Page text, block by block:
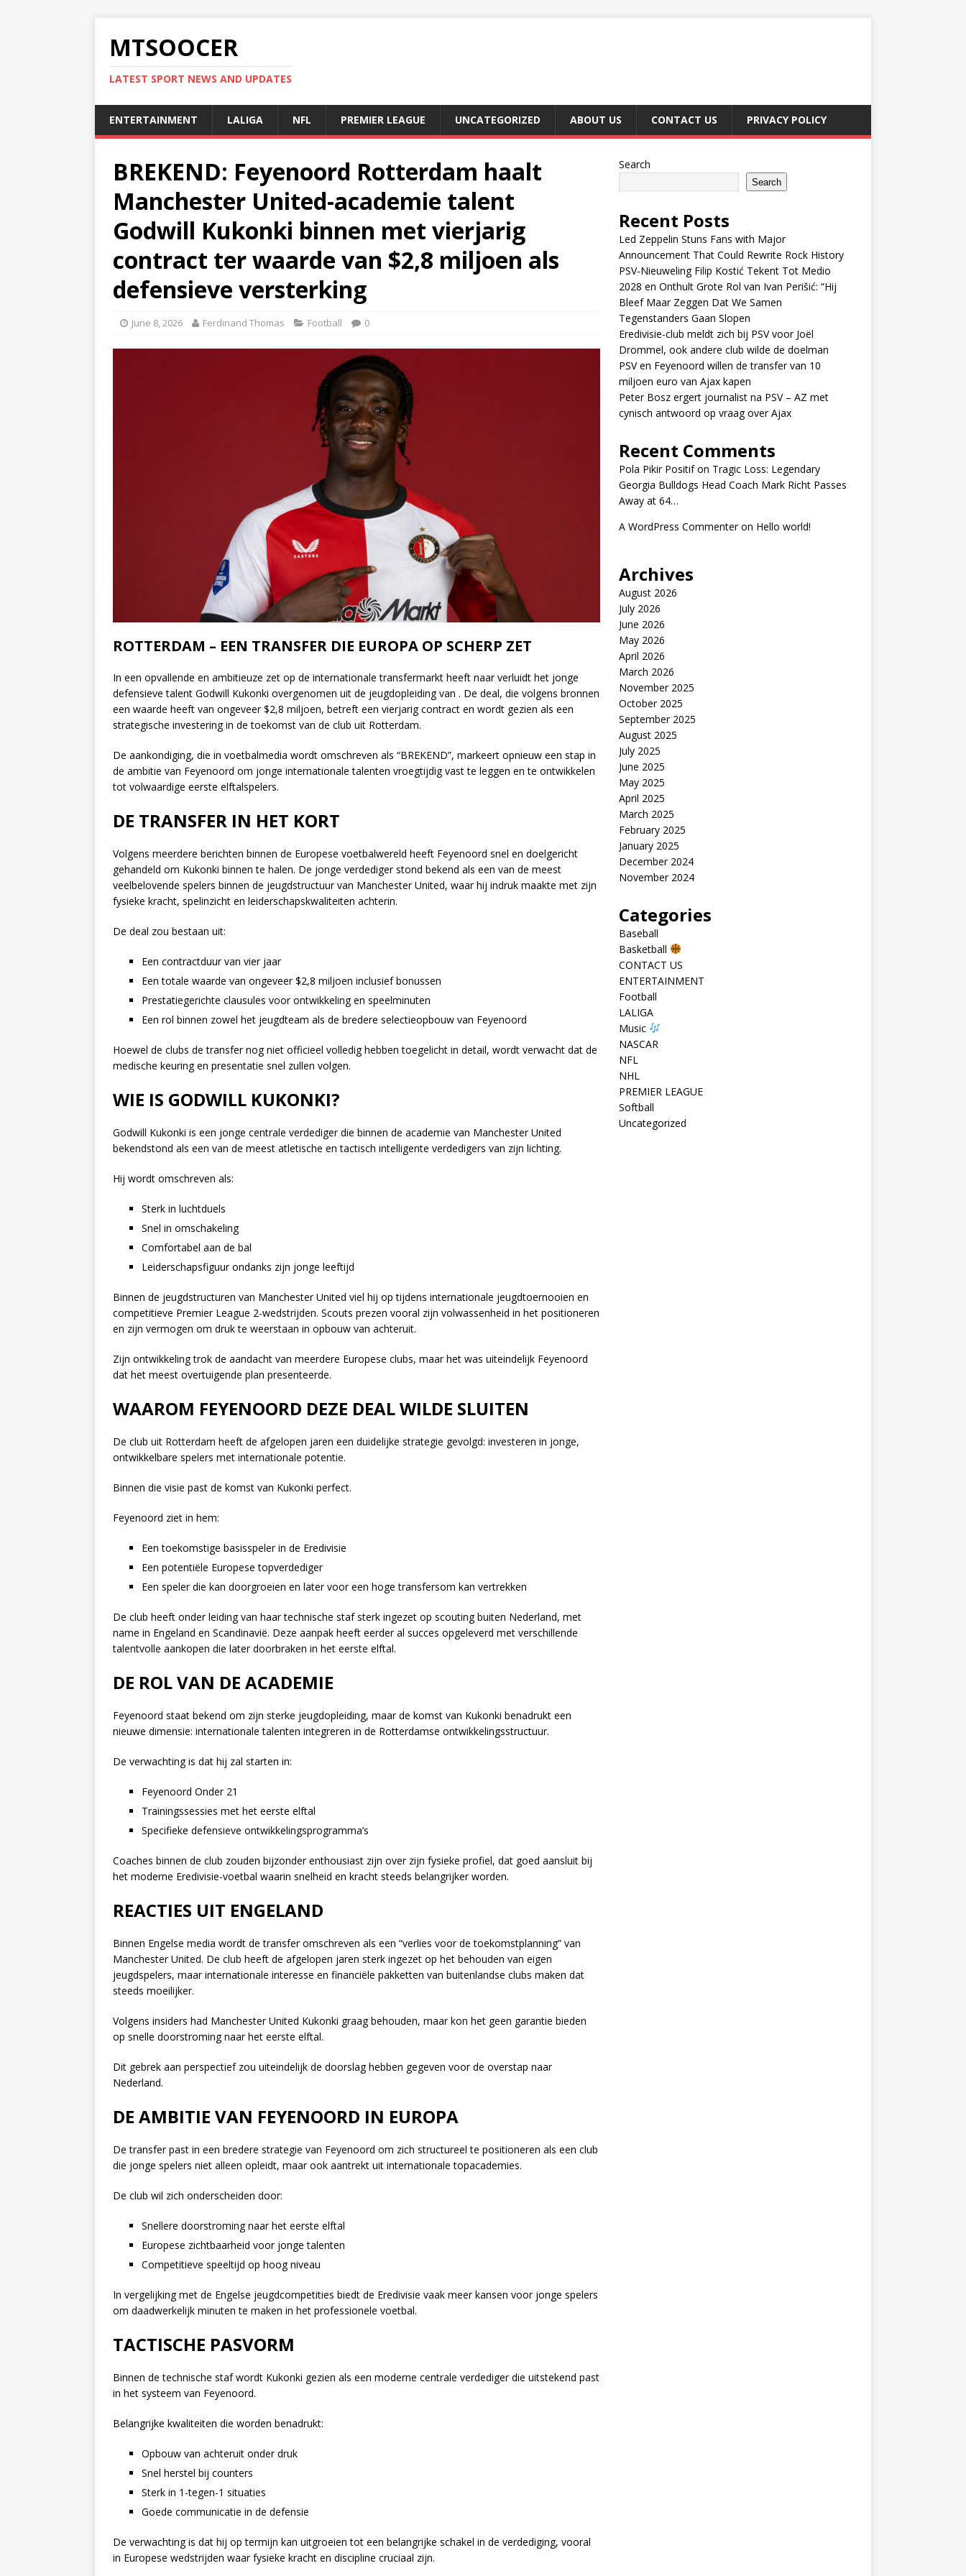
MTSOOCER
LATEST SPORT NEWS AND UPDATES
ENTERTAINMENT LALIGA NFL PREMIER LEAGUE UNCATEGORIZED ABOUT US CONTACT US PRIVACY POLICY
BREKEND: Feyenoord Rotterdam haalt
Manchester United-academie talent
Godwill Kukonki binnen met vierjarig
contract ter waarde van $2,8 miljoen als
defensieve versterking
June 8, 2026 Ferdinand Thomas Football 0
ROTTERDAM – EEN TRANSFER DIE EUROPA OP SCHERP ZET
In een opvallende en ambitieuze zet op de internationale transfermarkt heeft naar verluidt het jonge
defensieve talent Godwill Kukonki overgenomen uit de jeugdopleiding van . De deal, die volgens bronnen
een waarde heeft van ongeveer $2,8 miljoen, betreft een vierjarig contract en wordt gezien als een
strategische investering in de toekomst van de club uit Rotterdam.
De aankondiging, die in voetbalmedia wordt omschreven als “BREKEND”, markeert opnieuw een stap in
de ambitie van Feyenoord om jonge internationale talenten vroegtijdig vast te leggen en te ontwikkelen
tot volwaardige eerste elftalspelers.
DE TRANSFER IN HET KORT
Volgens meerdere berichten binnen de Europese voetbalwereld heeft Feyenoord snel en doelgericht
gehandeld om Kukonki binnen te halen. De jonge verdediger stond bekend als een van de meest
veelbelovende spelers binnen de jeugdstructuur van Manchester United, waar hij indruk maakte met zijn
fysieke kracht, spelinzicht en leiderschapskwaliteiten achterin.
De deal zou bestaan uit:
Een contractduur van vier jaar
Een totale waarde van ongeveer $2,8 miljoen inclusief bonussen
Prestatiegerichte clausules voor ontwikkeling en speelminuten
Een rol binnen zowel het jeugdteam als de bredere selectieopbouw van Feyenoord
Hoewel de clubs de transfer nog niet officieel volledig hebben toegelicht in detail, wordt verwacht dat de
medische keuring en presentatie snel zullen volgen.
WIE IS GODWILL KUKONKI?
Godwill Kukonki is een jonge centrale verdediger die binnen de academie van Manchester United
bekendstond als een van de meest atletische en tactisch intelligente verdedigers van zijn lichting.
Hij wordt omschreven als:
Sterk in luchtduels
Snel in omschakeling
Comfortabel aan de bal
Leiderschapsfiguur ondanks zijn jonge leeftijd
Binnen de jeugdstructuren van Manchester United viel hij op tijdens internationale jeugdtoernooien en
competitieve Premier League 2-wedstrijden. Scouts prezen vooral zijn volwassenheid in het positioneren
en zijn vermogen om druk te weerstaan in opbouw van achteruit.
Zijn ontwikkeling trok de aandacht van meerdere Europese clubs, maar het was uiteindelijk Feyenoord
dat het meest overtuigende plan presenteerde.
WAAROM FEYENOORD DEZE DEAL WILDE SLUITEN
De club uit Rotterdam heeft de afgelopen jaren een duidelijke strategie gevolgd: investeren in jonge,
ontwikkelbare spelers met internationale potentie.
Binnen die visie past de komst van Kukonki perfect.
Feyenoord ziet in hem:
Een toekomstige basisspeler in de Eredivisie
Een potentiële Europese topverdediger
Een speler die kan doorgroeien en later voor een hoge transfersom kan vertrekken
De club heeft onder leiding van haar technische staf sterk ingezet op scouting buiten Nederland, met
name in Engeland en Scandinavië. Deze aanpak heeft eerder al succes opgeleverd met verschillende
talentvolle aankopen die later doorbraken in het eerste elftal.
DE ROL VAN DE ACADEMIE
Feyenoord staat bekend om zijn sterke jeugdopleiding, maar de komst van Kukonki benadrukt een
nieuwe dimensie: internationale talenten integreren in de Rotterdamse ontwikkelingsstructuur.
De verwachting is dat hij zal starten in:
Feyenoord Onder 21
Trainingssessies met het eerste elftal
Specifieke defensieve ontwikkelingsprogramma’s
Coaches binnen de club zouden bijzonder enthousiast zijn over zijn fysieke profiel, dat goed aansluit bij
het moderne Eredivisie-voetbal waarin snelheid en kracht steeds belangrijker worden.
REACTIES UIT ENGELAND
Binnen Engelse media wordt de transfer omschreven als een “verlies voor de toekomstplanning” van
Manchester United. De club heeft de afgelopen jaren sterk ingezet op het behouden van eigen
jeugdspelers, maar internationale interesse en financiële pakketten van buitenlandse clubs maken dat
steeds moeilijker.
Volgens insiders had Manchester United Kukonki graag behouden, maar kon het geen garantie bieden
op snelle doorstroming naar het eerste elftal.
Dit gebrek aan perspectief zou uiteindelijk de doorslag hebben gegeven voor de overstap naar
Nederland.
DE AMBITIE VAN FEYENOORD IN EUROPA
De transfer past in een bredere strategie van Feyenoord om zich structureel te positioneren als een club
die jonge spelers niet alleen opleidt, maar ook aantrekt uit internationale topacademies.
De club wil zich onderscheiden door:
Snellere doorstroming naar het eerste elftal
Europese zichtbaarheid voor jonge talenten
Competitieve speeltijd op hoog niveau
In vergelijking met de Engelse jeugdcompetities biedt de Eredivisie vaak meer kansen voor jonge spelers
om daadwerkelijk minuten te maken in het professionele voetbal.
TACTISCHE PASVORM
Binnen de technische staf wordt Kukonki gezien als een moderne centrale verdediger die uitstekend past
in het systeem van Feyenoord.
Belangrijke kwaliteiten die worden benadrukt:
Opbouw van achteruit onder druk
Snel herstel bij counters
Sterk in 1-tegen-1 situaties
Goede communicatie in de defensie
De verwachting is dat hij op termijn kan uitgroeien tot een belangrijke schakel in de verdediging, vooral
in Europese wedstrijden waar fysieke kracht en discipline cruciaal zijn.
Search
Search
Recent Posts
Led Zeppelin Stuns Fans with Major
Announcement That Could Rewrite Rock History
PSV-Nieuweling Filip Kostić Tekent Tot Medio
2028 en Onthult Grote Rol van Ivan Perišić: “Hij
Bleef Maar Zeggen Dat We Samen
Tegenstanders Gaan Slopen
Eredivisie-club meldt zich bij PSV voor Joël
Drommel, ook andere club wilde de doelman
PSV en Feyenoord willen de transfer van 10
miljoen euro van Ajax kapen
Peter Bosz ergert journalist na PSV – AZ met
cynisch antwoord op vraag over Ajax
Recent Comments
Pola Pikir Positifon Tragic Loss: Legendary
Georgia Bulldogs Head Coach Mark Richt Passes
Away at 64…
A WordPress Commenteron Hello world!
Archives
August 2026
July 2026
June 2026
May 2026
April 2026
March 2026
November 2025
October 2025
September 2025
August 2025
July 2025
June 2025
May 2025
April 2025
March 2025
February 2025
January 2025
December 2024
November 2024
Categories
Baseball
Basketball
CONTACT US
ENTERTAINMENT
Football
LALIGA
Music
NASCAR
NFL
NHL
PREMIER LEAGUE
Softball
Uncategorized